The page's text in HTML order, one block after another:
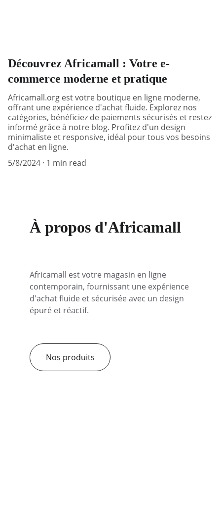
Découvrez Africamall : Votre e-
commerce moderne et pratique
Africamall.org est votre boutique en ligne moderne,
offrant une expérience d'achat fluide. Explorez nos
catégories, bénéficiez de paiements sécurisés et restez
informé grâce à notre blog. Profitez d'un design
minimaliste et responsive, idéal pour tous vos besoins
d'achat en ligne.
5/8/2024 1 min read
À propos d'Africamall
Africamall est votre magasin en ligne
contemporain, fournissant une expérience
d'achat fluide et sécurisée avec un design
épuré et réactif.
Nos produits